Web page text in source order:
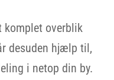
komplet overblik
desuden hjælp til,
i netop din by.